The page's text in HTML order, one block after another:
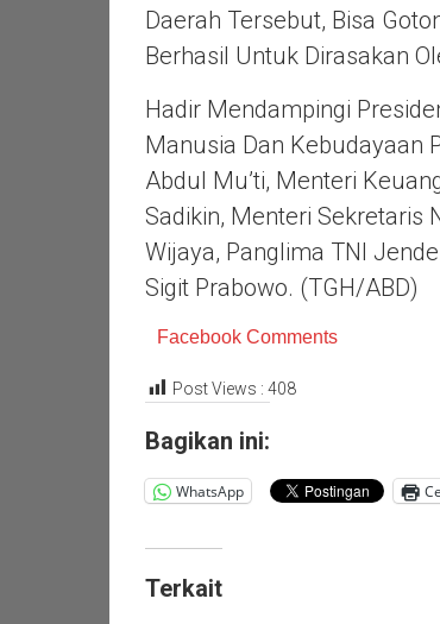
Daerah Tersebut, Bisa
Berhasil Untuk Dirasakan
Hadir Mendampingi
Manusia Dan Kebudayaan
Abdul Mu’ti, Menteri
Sadikin, Menteri Sekretaris
Wijaya, Panglima TNI
Sigit Prabowo. (TGH/ABD)
Facebook Comments
Post Views : 408
Bagikan ini:
WhatsApp
Terkait